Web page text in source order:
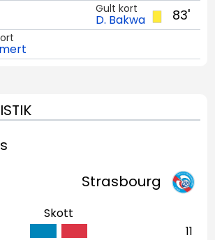
83'
Gult kort
D. Bakwa
Strasbourg
Skott
11